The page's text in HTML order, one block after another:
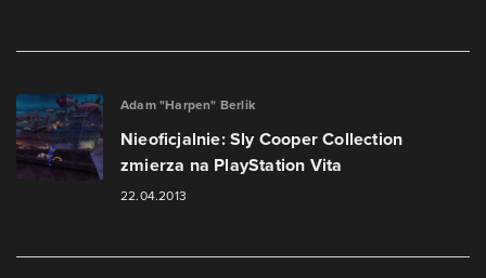
Adam "Harpen" Berlik
Nieoficjalnie: Sly Cooper Collection
zmierza na PlayStation Vita
22.04.2013